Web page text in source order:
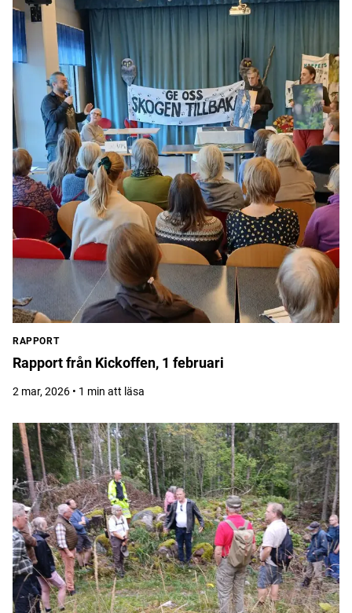
RAPPORT
Rapport från Kickoffen, 1 februari
2 mar, 2026 • 1 min att läsa